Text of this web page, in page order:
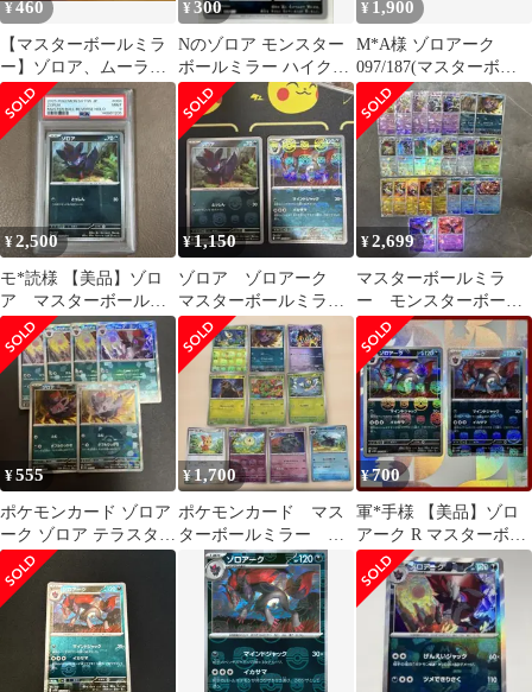
¥460
【マスターボールミラ
ー】ゾロア、ムーラン
ド 含む、モンスターボ
ールミラー 32枚
¥300
Nのゾロア モンスター
ボールミラー ハイクラ
スパック MEGAドリー
ムex
¥ 1,900
M*A様 ゾロアーク
097/187(マスターボー
ル) ゾロアーク
AR141/08
¥2,500
モ*読様 【美品】ゾロ
ア マスターボールミ
ラー PSA9
¥1,150
ゾロア ゾロアーク
マスターボールミラ
ー 058/086 059/086
¥2,699
マスターボールミラ
ー モンスターボール
ミラー テラスタルフ
ェスex まとめ売り
¥555
ポケモンカード ゾロア
ーク ゾロア テラスタル
フェス モンスターボー
ルミラー
¥1,700
ポケモンカード マス
ターボールミラー テ
ラスタルフェスex
¥700
軍*手様 【美品】ゾロ
アーク R マスターボー
ルミラー sv11W 2枚